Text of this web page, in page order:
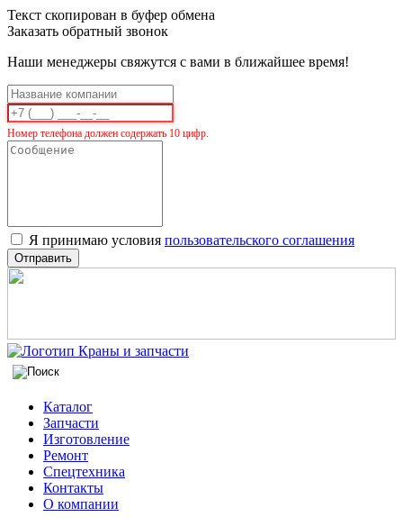
Текст скопирован в буфер обмена
Заказать обратный звонок
Наши менеджеры свяжутся с вами в ближайшее время!
Номер телефона должен содержать 10 цифр.
Я принимаю условия пользовательского соглашения
Отправить
Каталог
Запчасти
Изготовление
Ремонт
Спецтехника
Контакты
О компании